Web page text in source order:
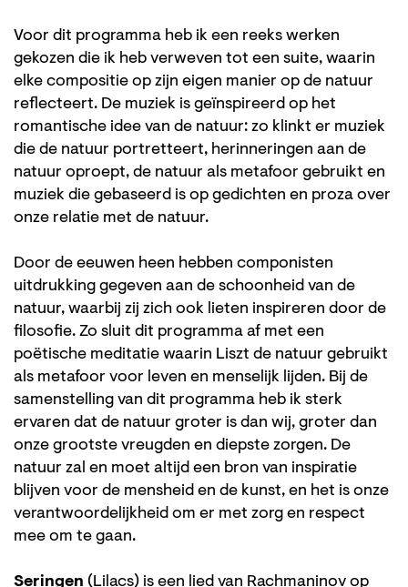
Voor dit programma heb ik een reeks werken
gekozen die ik heb verweven tot een suite, waarin
elke compositie op zijn eigen manier op de natuur
reflecteert. De muziek is geïnspireerd op het
romantische idee van de natuur: zo klinkt er muziek
die de natuur portretteert, herinneringen aan de
natuur oproept, de natuur als metafoor gebruikt en
muziek die gebaseerd is op gedichten en proza over
onze relatie met de natuur.
Door de eeuwen heen hebben componisten
uitdrukking gegeven aan de schoonheid van de
natuur, waarbij zij zich ook lieten inspireren door de
filosofie. Zo sluit dit programma af met een
poëtische meditatie waarin Liszt de natuur gebruikt
als metafoor voor leven en menselijk lijden. Bij de
samenstelling van dit programma heb ik sterk
ervaren dat de natuur groter is dan wij, groter dan
onze grootste vreugden en diepste zorgen. De
natuur zal en moet altijd een bron van inspiratie
blijven voor de mensheid en de kunst, en het is onze
verantwoordelijkheid om er met zorg en respect
mee om te gaan.
Seringen (Lilacs) is een lied van Rachmaninov op